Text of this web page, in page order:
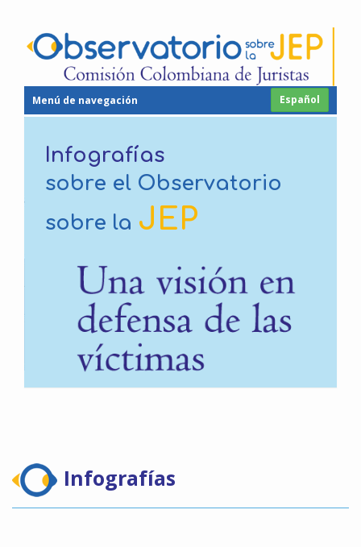
Español
Menú de navegación
Infografías
sobre el Observatorio
sobre la JEP
Infografías